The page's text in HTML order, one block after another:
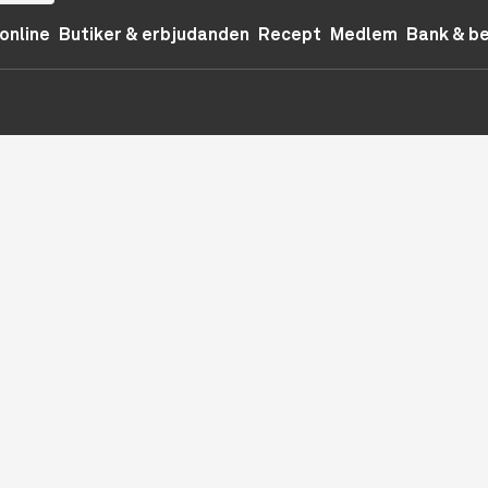
Butiker & erbjudanden Recept Medlem Bank &